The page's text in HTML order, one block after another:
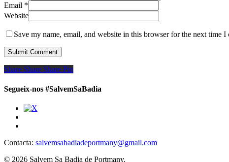
Email *
Website
Save my name, email, and website in this browser for the next time I
Share
Share Share Share Pin
Segueix-nos #SalvemSaBadia
Contacta: salvemsabadiadeportmany@gmail.com
© 2026 Salvem Sa Badia de Portmany.